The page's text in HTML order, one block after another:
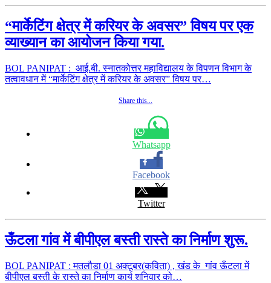
“मार्केटिंग क्षेत्र में करियर के अवसर” विषय पर एक
व्याख्यान का आयोजन किया गया.
BOL PANIPAT : आई.बी. स्नातकोत्तर महाविद्यालय के विपणन विभाग के
तत्वावधान में “मार्केटिंग क्षेत्र में करियर के अवसर” विषय पर…
Share this...
Whatsapp
Facebook
Twitter
ऊँटला गांव में बीपीएल बस्ती रास्ते का निर्माण शुरू.
BOL PANIPAT : मतलौडा 01 अक्टूबर(कविता) , खंड के गांव ऊँटला में
बीपीएल बस्ती के रास्ते का निर्माण कार्य शनिवार को…